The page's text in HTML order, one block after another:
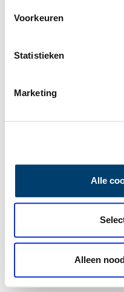
Voorkeuren
Statistieken
Marketing
Alle
Alleen